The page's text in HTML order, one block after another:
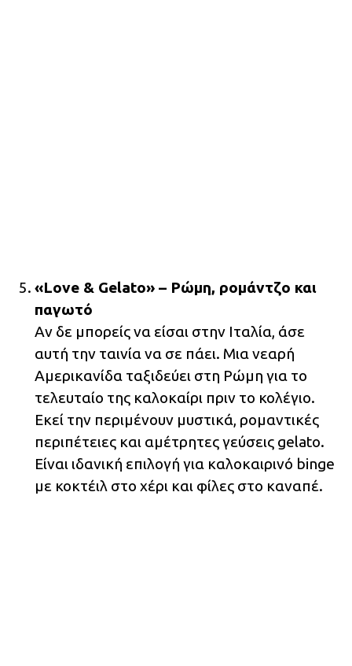
«Love & Gelato» – Ρώμη, ρομάντζο και
παγωτό
Αν δε μπορείς να είσαι στην Ιταλία, άσε
αυτή την ταινία να σε πάει. Μια νεαρή
Αμερικανίδα ταξιδεύει στη Ρώμη για το
τελευταίο της καλοκαίρι πριν το κολέγιο.
Εκεί την περιμένουν μυστικά, ρομαντικές
περιπέτειες και αμέτρητες γεύσεις gelato.
Είναι ιδανική επιλογή για καλοκαιρινό binge
με κοκτέιλ στο χέρι και φίλες στο καναπέ.